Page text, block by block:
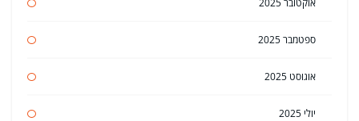
אוקטובר 2025
ספטמבר 2025
אוגוסט 2025
יולי 2025